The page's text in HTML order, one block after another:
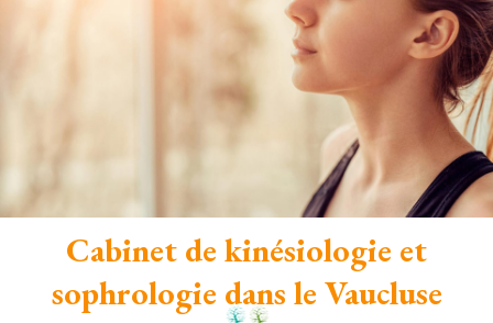
Cabinet de kinésiologie et
sophrologie dans le Vaucluse